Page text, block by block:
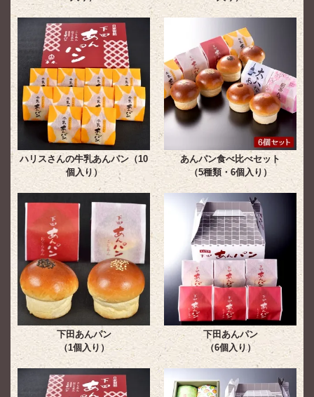
ハリスさんの牛乳あんパン（10
個入り）
あんパン食べ比べセット
（5種類・6個入り）
下田あんパン
（1個入り）
下田あんパン
（6個入り）